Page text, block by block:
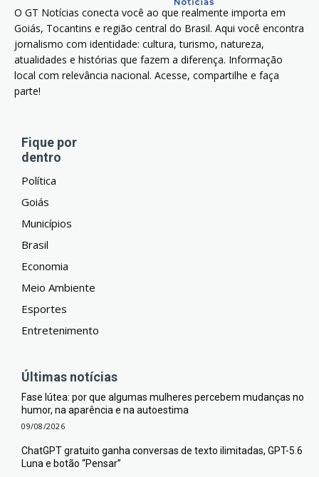
O GT Notícias conecta você ao que realmente importa em
Goiás, Tocantins e região central do Brasil. Aqui você encontra
jornalismo com identidade: cultura, turismo, natureza,
atualidades e histórias que fazem a diferença. Informação
local com relevância nacional. Acesse, compartilhe e faça
parte!
Fique por
dentro
Política
Goiás
Municípios
Brasil
Economia
Meio Ambiente
Esportes
Entretenimento
Últimas notícias
Fase lútea: por que algumas mulheres percebem mudanças no
humor, na aparência e na autoestima
09/08/2026
ChatGPT gratuito ganha conversas de texto ilimitadas, GPT-5.6
Luna e botão “Pensar”